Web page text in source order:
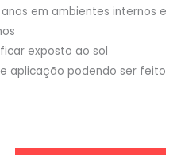
em ambientes internos e
exposto ao sol
aplicação podendo ser feito